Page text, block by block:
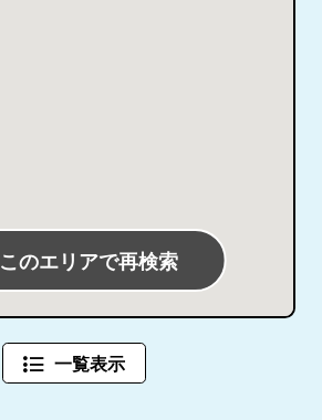
このエリアで再検索
一覧表示